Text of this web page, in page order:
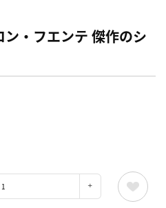
・フエンテ 傑作のシ